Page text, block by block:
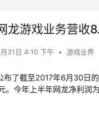
龙游戏业务营收
31日 4:10 下午 • 游戏业界
布了截至2017年6月30日
。今年上半年网龙净利润